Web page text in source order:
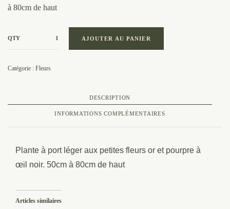
à 80cm de haut
QTY AJOUTER AU PANIER
Catégorie : Fleurs
DESCRIPTION
INFORMATIONS COMPLÉMENTAIRES
Plante à port léger aux petites fleurs or et pourpre à
œil noir. 50cm à 80cm de haut
Articles similaires